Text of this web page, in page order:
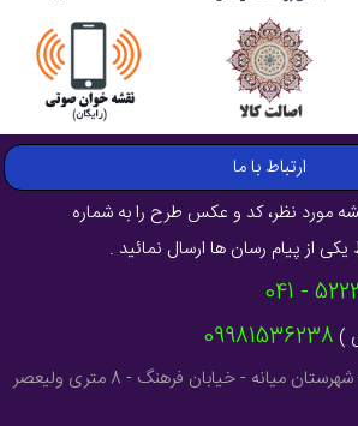
ارتباط با ما
مورد نظر، کد و عکس طرح را به شماره
از پیام رسان ها ارسال نمائید .
)
09981536238
آدرس : آذربایجان شرقی - شهرستان میانه - خیابان فرهنگ - 8 متری ولیعصر